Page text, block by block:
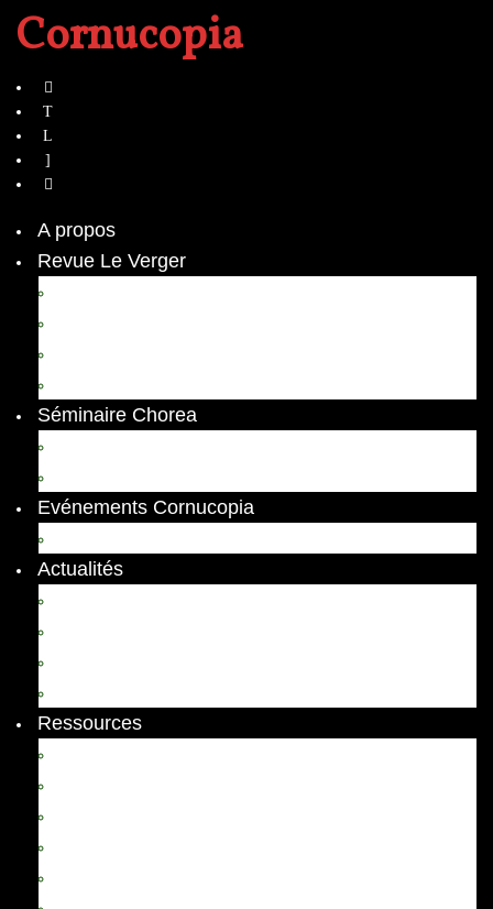
Cornucopia
A propos
Revue Le Verger
Séminaire Chorea
Evénements Cornucopia
Actualités
Ressources